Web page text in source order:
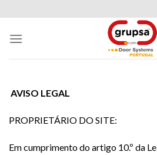
to
content
AVISO LEGAL
PROPRIETÁRIO DO SITE:
Em cumprimento do artigo 10.º da